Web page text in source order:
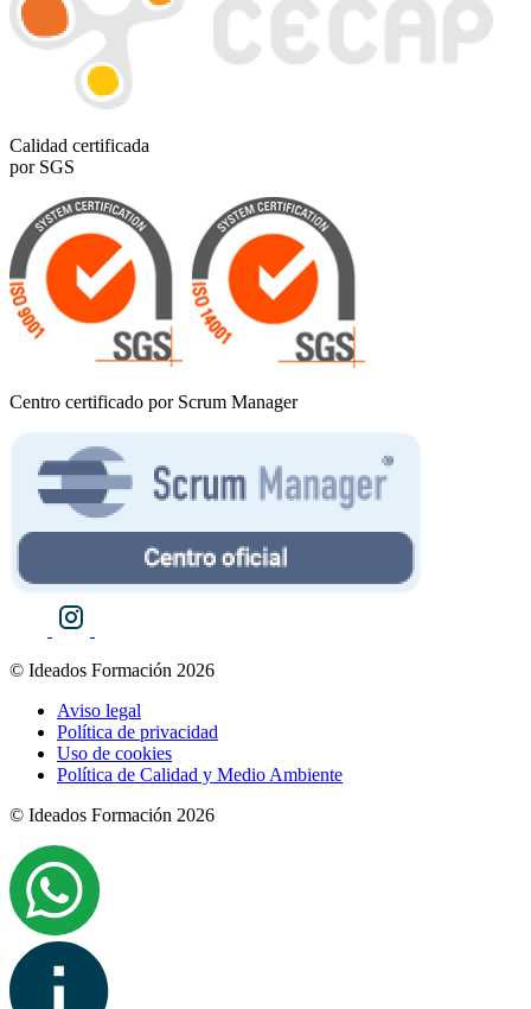
Calidad certificada
por SGS
Centro certificado por Scrum Manager
© Ideados Formación 2026
Aviso legal
Política de privacidad
Uso de cookies
Política de Calidad y Medio Ambiente
© Ideados Formación 2026